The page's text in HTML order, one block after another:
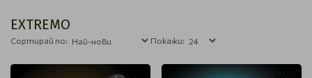
EXTREMO
Сортирай по: Покажи: